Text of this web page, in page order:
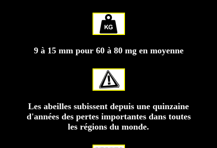
9 à 15 mm pour 60 à 80 mg en moyenne
Les abeilles subissent depuis une quinzaine
d'années des pertes importantes dans toutes
les régions du monde.